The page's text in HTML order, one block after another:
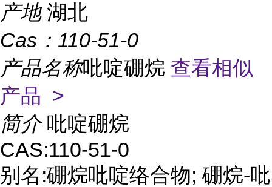
产地 湖北
Cas： 110-51-0
产品名称吡啶硼烷 查看相似
产品 >
简介 吡啶硼烷
CAS:110-51-0
别名:硼烷吡啶络合物; 硼烷-吡